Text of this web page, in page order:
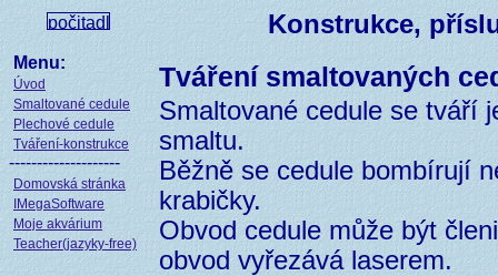
Menu:
Úvod
Smaltované cedule
Plechové cedule
Tváření-konstrukce
--------------------
Domovská stránka
IMegaSoftware
Moje akvárium
Teacher(jazyky-free)
Konstrukce,
Tváření smaltovaných
Smaltované cedule se tváří
smaltu.
Běžně se cedule bombírují
krabičky.
Obvod cedule může být
obvod vyřezává laserem.